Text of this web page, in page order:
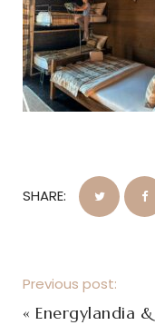
SHARE:
Previous post:
« Energylandia